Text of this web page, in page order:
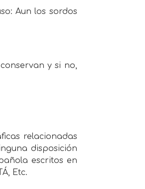
Aun los sordos
y si no,
relacionadas
disposición
escritos en
Etc.